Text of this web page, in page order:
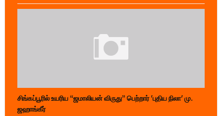
சிங்கப்பூரில் உயரிய “ஜமாலியன் விருது” பெற்றார் 'புதிய நிலா' மு.
ஜஹாங்கீர்